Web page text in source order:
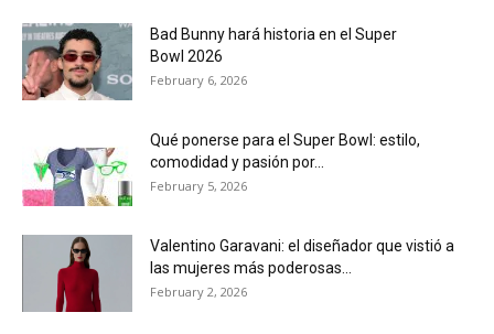
Bad Bunny hará historia en el Super
Bowl 2026
February 6, 2026
Qué ponerse para el Super Bowl: estilo,
comodidad y pasión por...
February 5, 2026
Valentino Garavani: el diseñador que vistió a
las mujeres más poderosas...
February 2, 2026